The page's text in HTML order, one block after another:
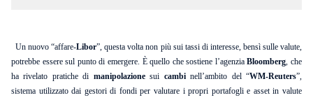
Un nuovo “affare-Libor”, questa volta non più sui tassi di interesse, bensì sulle valute,
potrebbe essere sul punto di emergere. È quello che sostiene l’agenziaBloomberg, che
ha rivelato pratiche di manipolazionesui cambinell’ambito del “WM-Reuters”,
sistema utilizzato dai gestori di fondi per valutare i propri portafogli e asset in valute